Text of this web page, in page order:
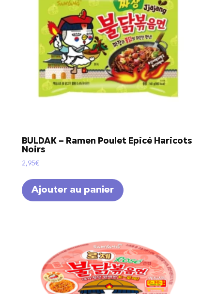
BULDAK – Ramen Poulet Epicé Haricots
Noirs
2,95€
Ajouter au panier